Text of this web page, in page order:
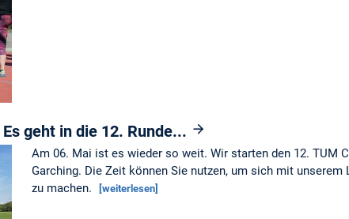
geht in die 12. Runde...
Am 06. Mai ist es wieder so weit. Wir starten den 12. TUM
Garching. Die Zeit können Sie nutzen, um sich mit unserem
zu machen.
[weiterlesen]